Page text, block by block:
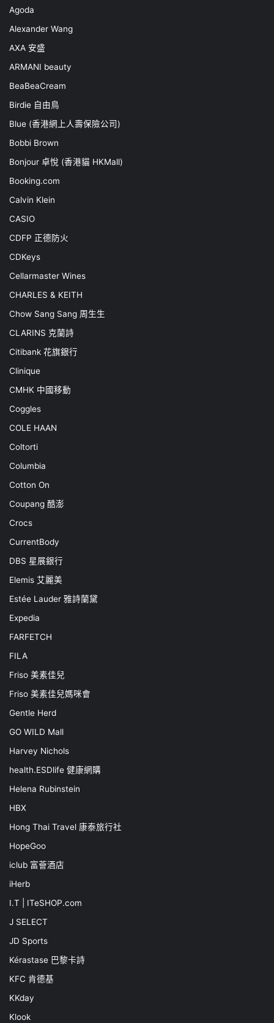
Agoda
Alexander Wang
AXA 安盛
ARMANI beauty
BeaBeaCream
Birdie 自由鳥
Blue (香港網上人壽保險公司)
Bobbi Brown
Bonjour 卓悅 (香港貓 HKMall)
Booking.com
Calvin Klein
CASIO
CDFP 正德防火
CDKeys
Cellarmaster Wines
CHARLES & KEITH
Chow Sang Sang 周生生
CLARINS 克蘭詩
Citibank 花旗銀行
Clinique
CMHK 中國移動
Coggles
COLE HAAN
Coltorti
Columbia
Cotton On
Coupang 酷澎
Crocs
CurrentBody
DBS 星展銀行
Elemis 艾麗美
Estée Lauder 雅詩蘭黛
Expedia
FARFETCH
FILA
Friso 美素佳兒
Friso 美素佳兒媽咪會
Gentle Herd
GO WILD Mall
Harvey Nichols
health.ESDlife 健康網購
Helena Rubinstein
HBX
Hong Thai Travel 康泰旅行社
HopeGoo
iclub 富薈酒店
iHerb
I.T | ITeSHOP.com
J SELECT
JD Sports
Kérastase 巴黎卡詩
KFC 肯德基
KKday
Klook